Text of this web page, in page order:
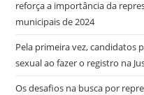
reforça a importância da
municipais de 2024
Pela primeira vez, candidatos
sexual ao fazer o registro na
Os desafios na busca por